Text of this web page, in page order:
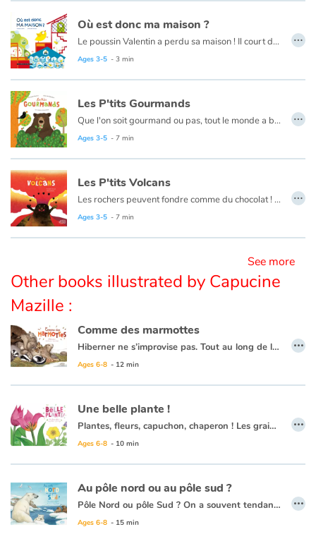
Blog
Learn french with Storyplay'r
French book lists for children
Reading for children
Activities and workshops
Dyslexia and reading disorders
Où est donc ma maison ?
Le poussin Valentin a perdu sa maison ! Il court de-ci, de-là... Il interroge ses voisins...
Ages 3-5 - 3 min
…
Les P'tits Gourmands
Que l'on soit gourmand ou pas, tout le monde a besoin de se nourrir. Et nous avons chacun nos préférences, chez les animaux c'est pareil !
Ages 3-5 - 7 min
…
Les P'tits Volcans
Les rochers peuvent fondre comme du chocolat ! Pas dans nos casseroles, mais à des températures extrêmes sous l’écorce terrestre. Sous l’effet de la pression, elles remontent dans une cheminée et c’est l’éruption. Écoulement lent d’une lave épaisse ou explosion de fumées et cailloux, c’est une phénomène destructeur s’il se passe dans une zone habitée. Fort heureusement, certains volcans dorment tranquillement comme ceux de notre bonne vieille Auvergne...
Ages 3-5 - 7 min
…
See more
Other books illustrated by Capucine
Mazille :
Comme des marmottes
Hiberner ne s’improvise pas. Tout au long de la belle saison, les animaux s’y préparent en mangeant beaucoup pour faire des réserves et en aménageant leur refuge.
Leur coeur bat au ralenti, ils ne respirent presque plus,
ils deviennent tout froids.
Ages 6-8 - 12 min
…
Une belle plante !
Plantes, fleurs, capuchon, chaperon ! Les graines ont besoin de protection. Les fruits sont leur cocon. Lorsque le fruit est bien mûr, il s’écrase sur le sol. Le noyau ou la graine s’enfonce dans la terre et traverse la période de dormance.
Ages 6-8 - 10 min
…
Au pôle nord ou au pôle sud ?
Pôle Nord ou pôle Sud ? On a souvent tendance à les confondre. Tous les deux aux extrémités de la Terre, ils sont souvent couverts de glace et leurs noms sont assez similaires : Arctique et Antarctique !
Ages 6-8 - 15 min
…